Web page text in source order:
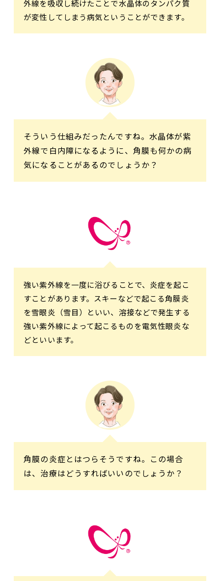
外線を吸収し続けたことで水晶体のタンパク質
が変性してしまう病気ということができます。
そういう仕組みだったんですね。水晶体が紫
外線で白内障になるように、角膜も何かの病
気になることがあるのでしょうか？
強い紫外線を一度に浴びることで、炎症を起こ
すことがあります。スキーなどで起こる角膜炎
を雪眼炎（雪目）といい、溶接などで発生する
強い紫外線によって起こるものを電気性眼炎な
どといいます。
角膜の炎症とはつらそうですね。この場合
は、治療はどうすればいいのでしょうか？